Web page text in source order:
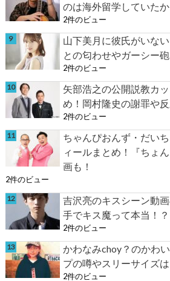
のは海外留学していたか
2件のビュー
山下美月に彼氏がいな
との匂わせやガーシー
2件のビュー
矢部浩之の公開説教カ
め！岡村隆史の謝罪や反
2件のビュー
ちゃんぴおんず・だい
ィールまとめ！『ちょ
画も！
2件のビュー
吉沢亮のキスシーン動
手でキス魔って本当！？
2件のビュー
かわなみchoy？のかわ
プの噂やスリーサイズは
2件のビュー